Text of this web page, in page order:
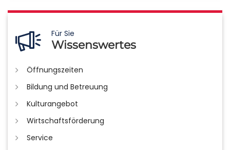
Für Sie
Wissenswertes
Öffnungszeiten
Bildung und Betreuung
Kulturangebot
Wirtschaftsförderung
Service